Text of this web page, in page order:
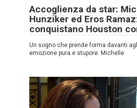
Accoglienza da star:
Hunziker ed Eros
conquistano Houston
Un sogno che prende forma davanti
emozione pura e stupore. Michelle